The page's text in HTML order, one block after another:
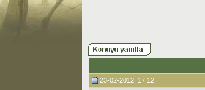
23-02-2012, 17:12